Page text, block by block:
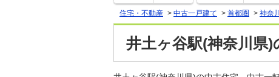
住宅・不動産 > 中古一戸建て > 首都圏 > 神奈
井土ヶ谷駅(神奈川県